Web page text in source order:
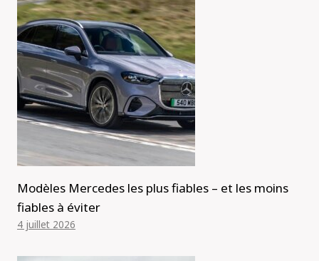
Modèles Mercedes les plus fiables – et les moins
fiables à éviter
4 juillet 2026